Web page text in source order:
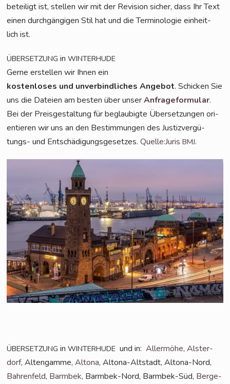
betei­ligt ist, stel­len wir mit der Revi­si­on sicher, dass Ihr Text
einen durch­gän­gi­gen Stil hat und die Ter­mi­no­lo­gie ein­heit­
lich ist.
ÜBERSETZUNG inWINTERHUDE
Ger­ne erstel­len wir Ihnen ein
kos­ten­lo­ses und unver­bind­li­ches Ange­bot. Schi­cken Sie
uns die Datei­en am bes­ten über unserAnfra­ge­for­mu­lar.
Bei der Preis­ge­stal­tung für beglau­big­te Über­set­zun­gen ori­
en­tie­ren wir uns an den Bestim­mun­gen des Jus­tiz­ver­gü­
tungs- und Ent­schä­di­gungs­ge­set­zes.Quelle:JurisBMJ.
ÜBERSETZUNG inWINTERHUDE und in:Aller­mö­he,Als­ter­
dorf, Alten­gam­me,Alto­na, Alto­na-Alt­stadt, Alto­na-Nord,
Bah­ren­feld, Barm­bek, Barm­bek-Nord, Barm­bek-Süd, Ber­ge­